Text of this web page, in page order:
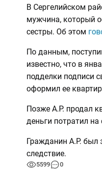
В Сергелийском
мужчина, который
сестры. Об этом
По данным,
известно, что в
подделки подписи
оформил ее
Позже А.Р. продал
деньги потратил
Гражданин А.Р. был
следствие.
5599 0